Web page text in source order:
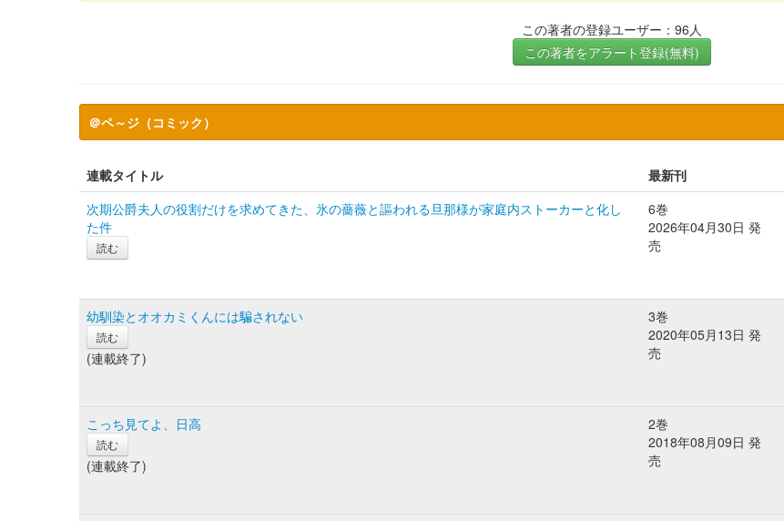
この著者の登録ユーザー：96人
この著者をアラート登録(無料)
＠ペ～ジ（コミック）
連載タイトル 最新刊
次期公爵夫人の役割だけを求めてきた、氷の薔薇と謳われる旦那様が家庭内ストーカーと化し
た件
読む
6巻
2026年04月30日 発
売
幼馴染とオオカミくんには騙されない
読む
(連載終了)
3巻
2020年05月13日 発
売
こっち見てよ、日高
読む
(連載終了)
2巻
2018年08月09日 発
売